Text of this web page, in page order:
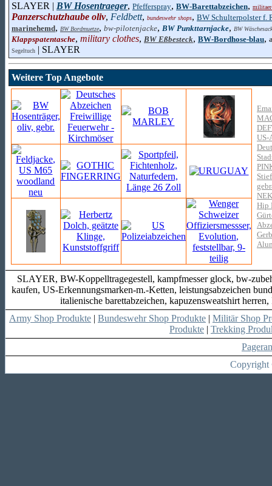
SLAYER | BW Hosentraeger, Pfefferspray, BW-Barettabzeichen,
Panzerschutzhaube oliv, Feldbett, bundeswehr shops, BW Schulterpolster f.
marinehemd, BW Bordmuetze, bw-pilotenjacke, BW Punkttarnjacke, BW Wäschesack
Klappspatentasche, military clothes, BW Eßbesteck, BW-Bordhose-blau,
Segeltuch | SLAYER
Weitere Top Angebote
US-
Hip
SLAYER, BW-Koppelltragegestell, kampfmesser glock, bw-
kaufen, US-Erkennungsmarken-m.-Ketten, leistungsabzeichen
italienische barettabzeichen, kapuzensweatshirt
Army Shop Produkte | Bundeswehr Shop Produkte | Militär Shop
Produkte | Trekking